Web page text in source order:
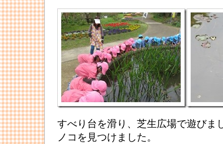
すべり台を滑り、芝生広場で遊びま
ノコを見つけました。